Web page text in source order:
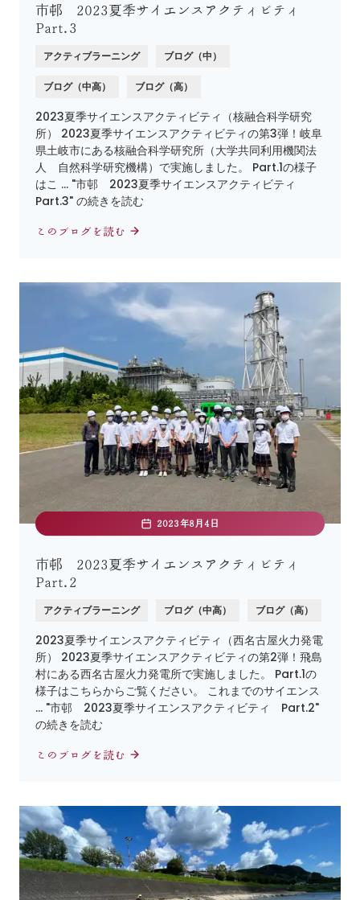
市邨 2023夏季サイエンスアクティビティ
Part.3
アクティブラーニング ブログ（中）
ブログ（中高） ブログ（高）
2023夏季サイエンスアクティビティ（核融合科学研究
所） 2023夏季サイエンスアクティビティの第3弾！岐阜
県土岐市にある核融合科学研究所（大学共同利用機関法
人 自然科学研究機構）で実施しました。 Part.1の様子
はこ … "市邨 2023夏季サイエンスアクティビティ
Part.3" の続きを読む
このブログを読む
2023年8月4日
市邨 2023夏季サイエンスアクティビティ
Part.2
アクティブラーニング ブログ（中高） ブログ（高）
2023夏季サイエンスアクティビティ（西名古屋火力発電
所） 2023夏季サイエンスアクティビティの第2弾！飛島
村にある西名古屋火力発電所で実施しました。 Part.1の
様子はこちらからご覧ください。 これまでのサイエンス
… "市邨 2023夏季サイエンスアクティビティ Part.2"
の続きを読む
このブログを読む